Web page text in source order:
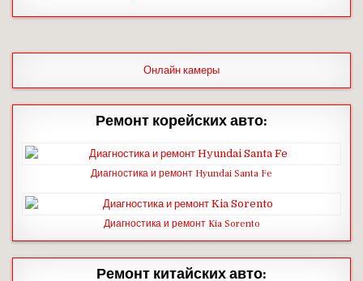
Онлайн камеры
Ремонт корейских авто:
Диагностика и ремонт Hyundai Santa Fe
Диагностика и ремонт Kia Sorento
Ремонт китайских авто: